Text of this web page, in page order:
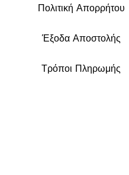
Πολιτική Απορρήτου
Έξοδα Αποστολής
Τρόποι Πληρωμής